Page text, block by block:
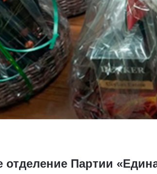
отделение Партии